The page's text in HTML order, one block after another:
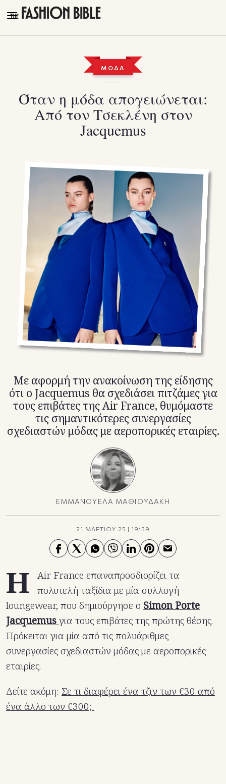
THE FASHION BIBLE
TALK OF THE TOWN
PLEASURES
Facebook
Instagram
Youtube
TikTok
X(Twitter)
ΜΟΔΑ
Όταν η μόδα απογειώνεται:
Από τον Τσεκλένη στον
Jacquemus
Με αφορμή την ανακοίνωση της είδησης
ότι ο Jacquemus θα σχεδιάσει πιτζάμες για
τους επιβάτες της Air France, θυμόμαστε
τις σημαντικότερες συνεργασίες
σχεδιαστών μόδας με αεροπορικές εταιρίες.
ΕΜΜΑΝΟΥΕΛΑ ΜΑΘΙΟΥΔΑΚΗ
21 ΜΑΡΤΙΟΥ 25 |19:59
Η
Air France επαναπροσδιορίζει τα
πολυτελή ταξίδια με μία συλλογή
loungewear, που δημιούργησε ο Simon Porte
Jacquemusγια τους επιβάτες της πρώτης θέσης.
Πρόκειται για μία από τις πολυάριθμες
συνεργασίες σχεδιαστών μόδας με αεροπορικές
εταιρίες.
Δείτε ακόμη: Σε τι διαφέρει ένα τζιν των €30 από
ένα άλλο των €300;